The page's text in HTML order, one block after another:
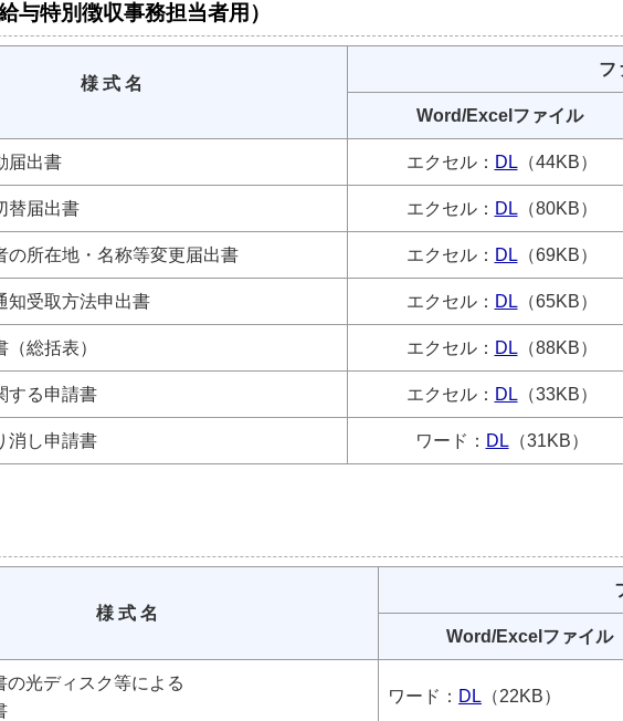
与特別徴収事務担当者用）
様 式 名
フ
Word/Excelファイル
届出書 エクセル： DL （44KB）
替届出書 エクセル： DL （80KB）
の所在地・名称等変更届出書 エクセル： DL （69KB）
知受取方法申出書 エクセル： DL （65KB）
（総括表） エクセル： DL （88KB）
する申請書 エクセル： DL （33KB）
消し申請書 ワード： DL （31KB）
様 式 名
Word/Excelファイル
の光ディスク等による
ワード： DL （22KB）